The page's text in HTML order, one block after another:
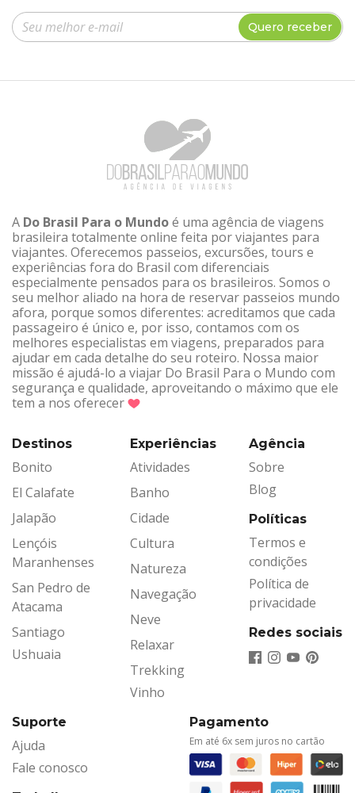
Insira seu e-mail
Quero receber
A Do Brasil Para o Mundoé uma agência de viagens
brasileira totalmente online feita por viajantes para
viajantes. Oferecemos passeios, excursões, tours e
experiências fora do Brasil com diferenciais
especialmente pensados para os brasileiros. Somos o
seu melhor aliado na hora de reservar passeios mundo
afora, porque somos diferentes: acreditamos que cada
passageiro é único e, por isso, contamos com os
melhores especialistas em viagens, preparados para
ajudar em cada detalhe do seu roteiro. Nossa maior
missão é ajudá-lo a viajar Do Brasil Para o Mundo com
segurança e qualidade, aproveitando o máximo que ele
tem a nos oferecer
Destinos
Bonito
El Calafate
Jalapão
Lençóis
Maranhenses
San Pedro de
Atacama
Santiago
Ushuaia
Experiências
Atividades
Banho
Cidade
Cultura
Natureza
Navegação
Neve
Relaxar
Trekking
Vinho
Agência
Sobre
Blog
Políticas
Termos e
condições
Política de
privacidade
Redes sociais
Suporte
Ajuda
Fale conosco
Pagamento
Em até 6x sem juros no cartão